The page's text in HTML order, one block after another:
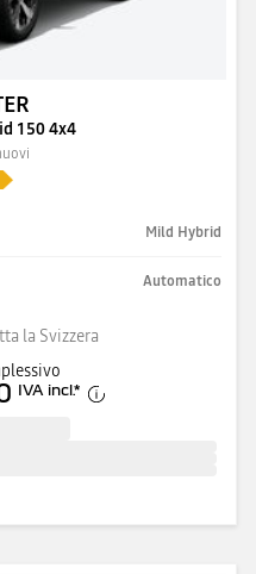
150 4x4
Mild Hybrid
Automatico
la Svizzera
IVA incl.*